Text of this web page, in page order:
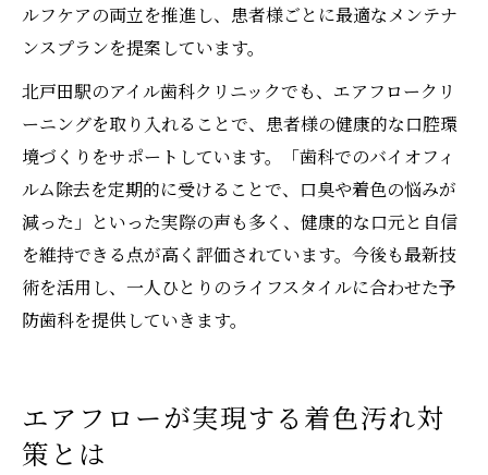
ルフケアの両立を推進し、患者様ごとに最適なメンテナ
ンスプランを提案しています。
北戸田駅のアイル歯科クリニックでも、エアフロークリ
ーニングを取り入れることで、患者様の健康的な口腔環
境づくりをサポートしています。「歯科でのバイオフィ
ルム除去を定期的に受けることで、口臭や着色の悩みが
減った」といった実際の声も多く、健康的な口元と自信
を維持できる点が高く評価されています。今後も最新技
術を活用し、一人ひとりのライフスタイルに合わせた予
防歯科を提供していきます。
エアフローが実現する着色汚れ対
策とは